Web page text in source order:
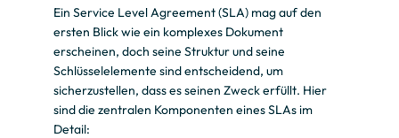
Ein Service Level Agreement (SLA) mag auf den
ersten Blick wie ein komplexes Dokument
erscheinen, doch seine Struktur und seine
Schlüsselelemente sind entscheidend, um
sicherzustellen, dass es seinen Zweck erfüllt. Hier
sind die zentralen Komponenten eines SLAs im
Detail: